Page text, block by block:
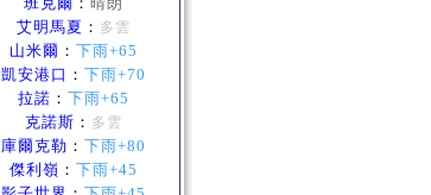
艾明馬夏 ： 多雲
山米爾 ： 下雨+65
凱安港口 ： 下雨+70
拉諾 ： 下雨+65
克諾斯 ： 多雲
庫爾克勒 ： 下雨+80
傑利嶺 ： 下雨+45